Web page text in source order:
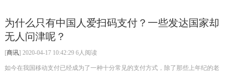
为什么只有中国人爱扫码支付？一些发达国家却
无人问津呢？
[商讯] 2020-04-17 10:42:29 6人阅读
如今在我国移动支付已经成为了一种十分常见的支付方式，除了那些上年纪的老